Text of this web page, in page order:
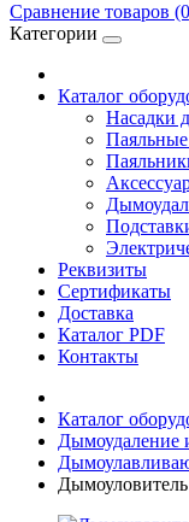
Сравнение товаров
Категории
Каталог
Насадки
Реквизиты
Сертификаты
Доставка
Каталог PDF
Контакты
Каталог
Дымоудаление